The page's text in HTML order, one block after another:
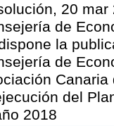
20
de
la
de
Canaria
del
2018